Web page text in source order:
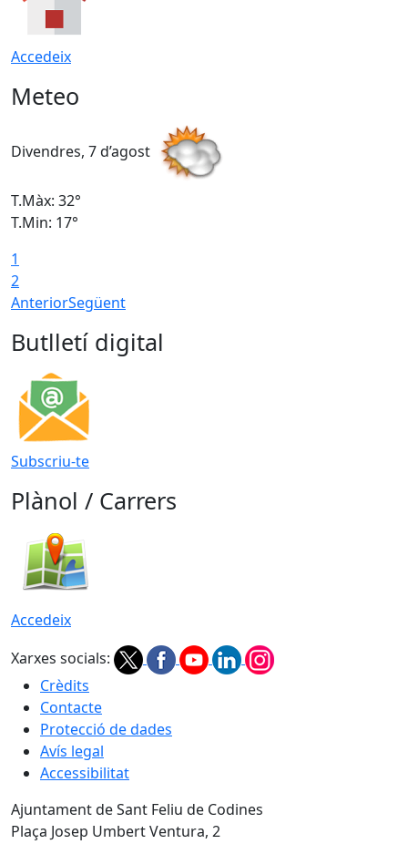
Accedeix
Meteo
Divendres, 7 d’agost
T.Màx: 32°
T.Min: 17°
1
2
AnteriorSegüent
Butlletí digital
Subscriu-te
Plànol / Carrers
Accedeix
Xarxes socials:
Crèdits
Contacte
Protecció de dades
Avís legal
Accessibilitat
Ajuntament de Sant Feliu de Codines
Plaça Josep Umbert Ventura, 2